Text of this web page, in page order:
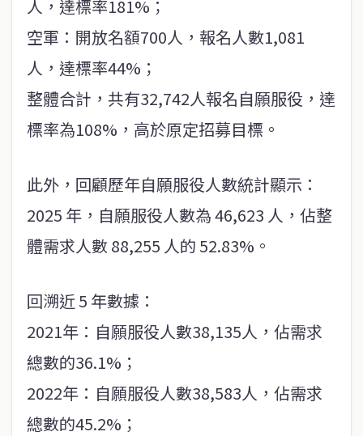
人，達標率181%；
空軍：開放名額700人，報名人數1,081
人，達標率44%；
整體合計，共有32,742人報名自願服役，達
標率為108%，高於原定招募目標。
此外，回顧歷年自願服役人數統計顯示：
2025 年，自願服役人數為 46,623 人，佔整
體需求人數 88,255 人的 52.83%。
回溯近 5 年數據：
2021年：自願服役人數38,135人，佔需求
總數的36.1%；
2022年：自願服役人數38,583人，佔需求
總數的45.2%；